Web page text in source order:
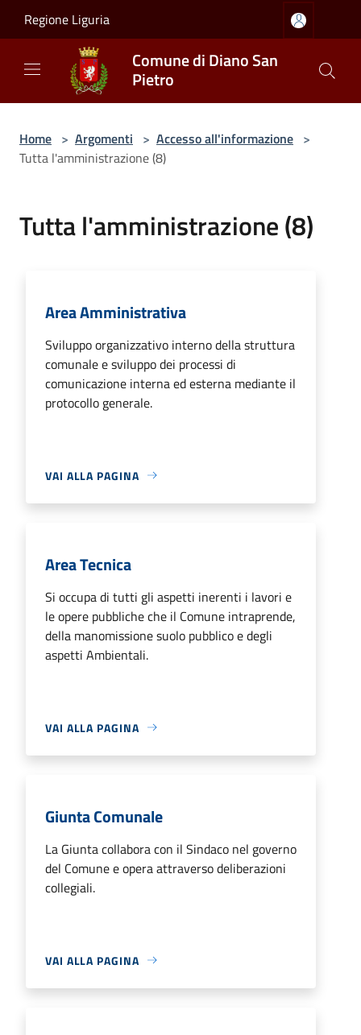
Regione Liguria
Comune di Diano San
Pietro
Home > Argomenti > Accesso all'informazione >
Tutta l'amministrazione (8)
Tutta l'amministrazione (8)
Area Amministrativa
Sviluppo organizzativo interno della struttura
comunale e sviluppo dei processi di
comunicazione interna ed esterna mediante il
protocollo generale.
VAI ALLA PAGINA
Area Tecnica
Si occupa di tutti gli aspetti inerenti i lavori e
le opere pubbliche che il Comune intraprende,
della manomissione suolo pubblico e degli
aspetti Ambientali.
VAI ALLA PAGINA
Giunta Comunale
La Giunta collabora con il Sindaco nel governo
del Comune e opera attraverso deliberazioni
collegiali.
VAI ALLA PAGINA